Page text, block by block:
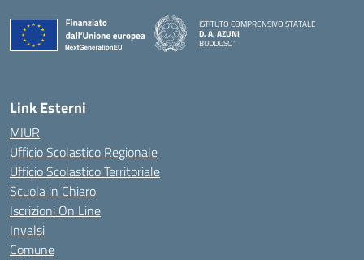
ISTITUTO COMPRENSIVO STATALE
D. A. AZUNI
BUDDUSO'
Link Esterni
MIUR
Ufficio Scolastico Regionale
Ufficio Scolastico Territoriale
Scuola in Chiaro
Iscrizioni On Line
Invalsi
Comune